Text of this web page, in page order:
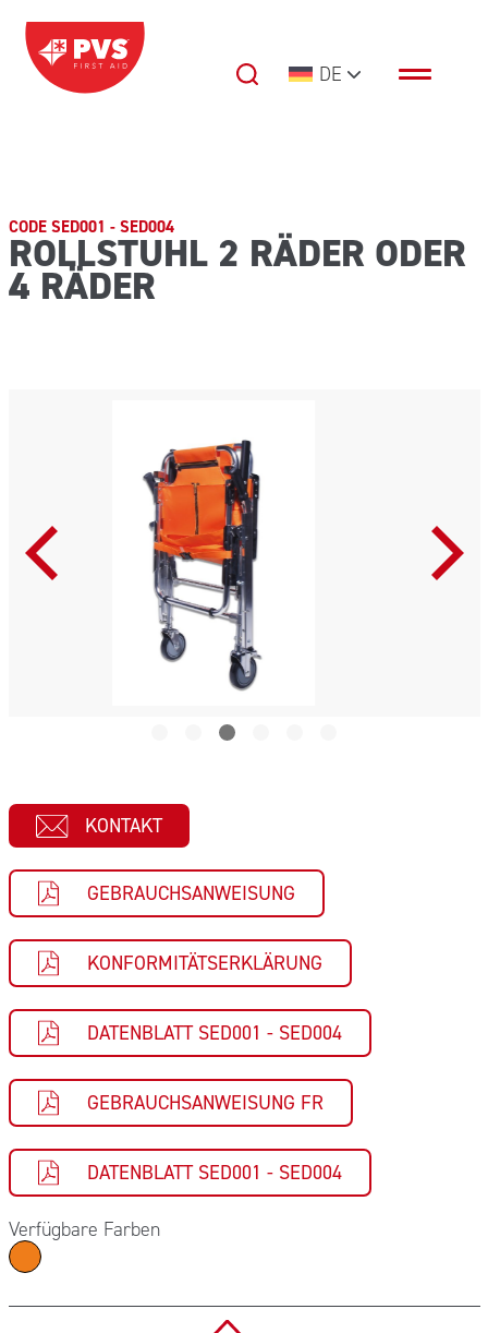
Zum Inhalt springen
Hauptnavigation DE
CODE SED001 - SED004
ROLLSTUHL 2 RÄDER ODER
4 RÄDER
KONTAKT
GEBRAUCHSANWEISUNG
KONFORMITÄTSERKLÄRUNG
DATENBLATT SED001 - SED004
GEBRAUCHSANWEISUNG FR
DATENBLATT SED001 - SED004
Verfügbare Farben